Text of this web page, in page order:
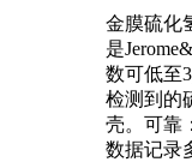
金膜硫化
是
数可低至
检测到的
壳。可靠
数据记录